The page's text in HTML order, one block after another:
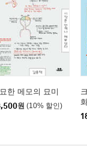
한 메모의 묘미
원 (10% 할인)